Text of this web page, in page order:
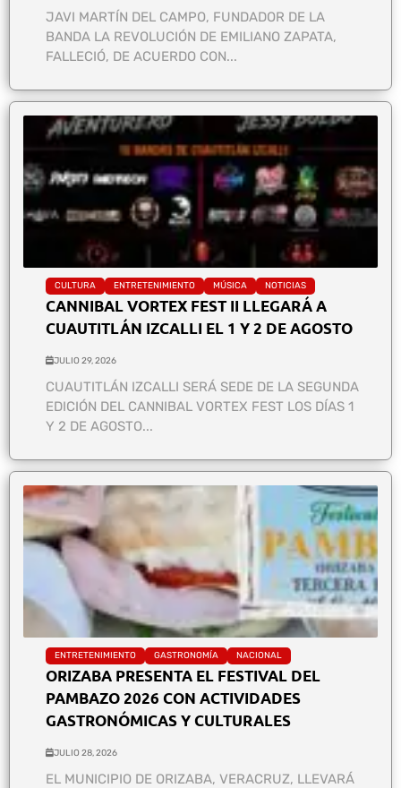
JAVI MARTÍN DEL CAMPO, FUNDADOR DE LA
BANDA LA REVOLUCIÓN DE EMILIANO ZAPATA,
FALLECIÓ, DE ACUERDO CON...
CULTURA ENTRETENIMIENTO MÚSICA NOTICIAS
CANNIBAL VORTEX FEST II LLEGARÁ A
CUAUTITLÁN IZCALLI EL 1 Y 2 DE AGOSTO
JULIO 29, 2026
CUAUTITLÁN IZCALLI SERÁ SEDE DE LA SEGUNDA
EDICIÓN DEL CANNIBAL VORTEX FEST LOS DÍAS 1
Y 2 DE AGOSTO...
ENTRETENIMIENTO GASTRONOMÍA NACIONAL
ORIZABA PRESENTA EL FESTIVAL DEL
PAMBAZO 2026 CON ACTIVIDADES
GASTRONÓMICAS Y CULTURALES
JULIO 28, 2026
EL MUNICIPIO DE ORIZABA, VERACRUZ, LLEVARÁ